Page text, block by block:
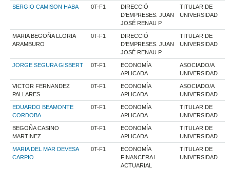
SERGIO CAMISON HABA 0T-F1
DIRECCIÓ
D'EMPRESES. JUAN
JOSÉ RENAU P
TITULAR DE
UNIVERSIDAD
MARIA BEGOÑA LLORIA
ARAMBURO
0T-F1
DIRECCIÓ
D'EMPRESES. JUAN
JOSÉ RENAU P
TITULAR DE
UNIVERSIDAD
JORGE SEGURA GISBERT 0T-F1
ECONOMÍA
APLICADA
ASOCIADO/A
UNIVERSIDAD
VICTOR FERNANDEZ
PALLARES
0T-F1
ECONOMÍA
APLICADA
ASOCIADO/A
UNIVERSIDAD
EDUARDO BEAMONTE
CORDOBA
0T-F1
ECONOMÍA
APLICADA
TITULAR DE
UNIVERSIDAD
BEGOÑA CASINO
MARTINEZ
0T-F1
ECONOMÍA
APLICADA
TITULAR DE
UNIVERSIDAD
MARIA DEL MAR DEVESA
CARPIO
0T-F1
ECONOMÍA
FINANCERA I
ACTUARIAL
TITULAR DE
UNIVERSIDAD